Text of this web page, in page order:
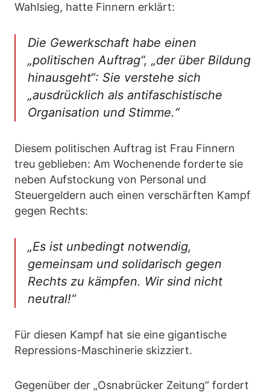
Wahlsieg, hatte Finnern erklärt:
Die Gewerkschaft habe einen
„politischen Auftrag“, „der über Bildung
hinausgeht“: Sie verstehe sich
„ausdrücklich als antifaschistische
Organisation und Stimme.“
Diesem politischen Auftrag ist Frau Finnern
treu geblieben: Am Wochenende forderte sie
neben Aufstockung von Personal und
Steuergeldern auch einen verschärften Kampf
gegen Rechts:
„Es ist unbedingt notwendig,
gemeinsam und solidarisch gegen
Rechts zu kämpfen. Wir sind nicht
neutral!“
Für diesen Kampf hat sie eine gigantische
Repressions-Maschinerie skizziert.
Gegenüber der „Osnabrücker Zeitung“ fordert